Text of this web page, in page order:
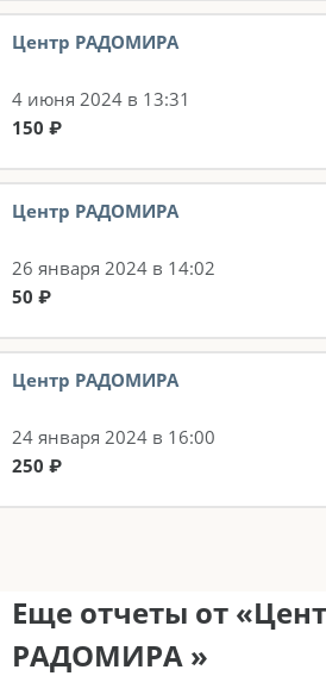
Центр РАДОМИРА
4 июня 2024 в 13:31
150 ₽
Центр РАДОМИРА
26 января 2024 в 14:02
50 ₽
Центр РАДОМИРА
24 января 2024 в 16:00
250 ₽
Еще отчеты от
РАДОМИРА »